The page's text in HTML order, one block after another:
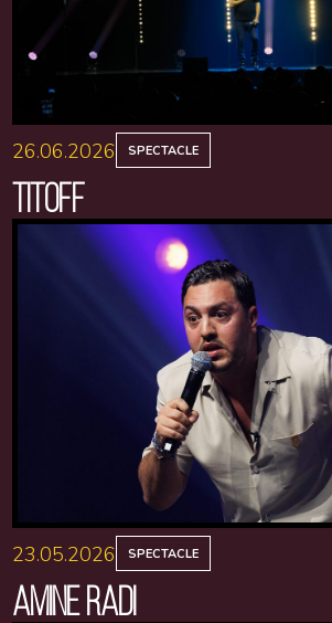
26.06.2026 SPECTACLE
TITOFF
23.05.2026 SPECTACLE
AMINE RADI